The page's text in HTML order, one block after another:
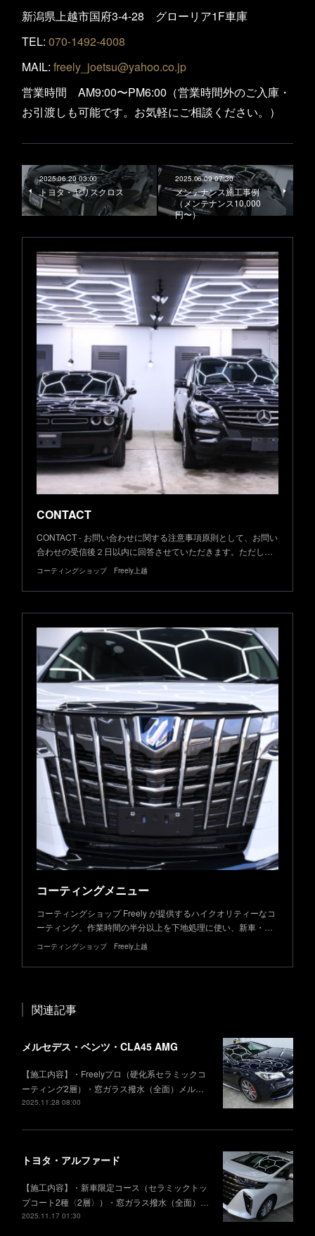
新潟県上越市国府3-4-28 グローリア1F車庫
TEL: 070-1492-4008
MAIL: freely_joetsu@yahoo.co.jp
営業時間 AM9:00〜PM6:00（営業時間外のご入庫・
お引渡しも可能です。お気軽にご相談ください。）
2025.06.20 03:00
トヨタ・ヤリスクロス
2025.06.09 07:30
メンテナンス施工事例
（メンテナンス10,000
円〜）
CONTACT
CONTACT - お問い合わせに関する注意事項原則として、お問い
合わせの受信後２日以内に回答させていただきます。ただし…
コーティングショップ Freely上越
コーティングメニュー
コーティングショップ Freely が提供するハイクオリティーなコ
ーティング。作業時間の半分以上を下地処理に使い、新車・…
コーティングショップ Freely上越
関連記事
メルセデス・ベンツ・CLA45 AMG
【施工内容】・Freelyプロ（硬化系セラミックコ
ーティング2層）・窓ガラス撥水（全面）メル…
2025.11.28 08:00
トヨタ・アルファード
【施工内容】・新車限定コース（セラミックトッ
プコート2種〈2層〉）・窓ガラス撥水（全面）…
2025.11.17 01:30